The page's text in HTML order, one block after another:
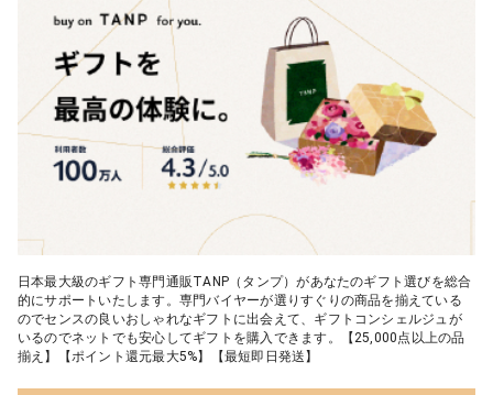
日本最大級のギフト専門通販TANP（タンプ）があなたのギフト選びを総合
的にサポートいたします。専門バイヤーが選りすぐりの商品を揃えている
のでセンスの良いおしゃれなギフトに出会えて、ギフトコンシェルジュが
いるのでネットでも安心してギフトを購入できます。【25,000点以上の品
揃え】【ポイント還元最大5%】【最短即日発送】